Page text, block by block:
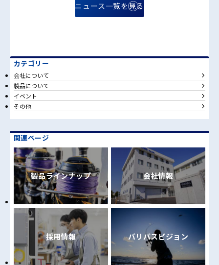
カテゴリー
会社について
製品について
イベント
その他
関連ページ
製品ラインナップ 会社情報
採用情報 バリバスビジョン
ニュース一覧を見る